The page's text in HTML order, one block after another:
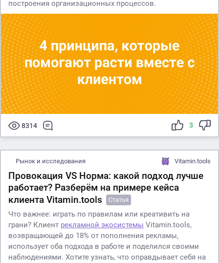
построения организационных процессов.
8314 3
Рынок и исследования Vitamin.tools
Провокация VS Норма: какой подход лучше
работает? Разберём на примере кейса
клиента Vitamin.tools
Статья
Что важнее: играть по правилам или креативить на
грани? Клиент рекламной экосистемы Vitamin.tools,
возвращающей до 18% от пополнения рекламы,
использует оба подхода в работе и поделился своими
наблюдениями. Хотите узнать, что оправдывает себя на